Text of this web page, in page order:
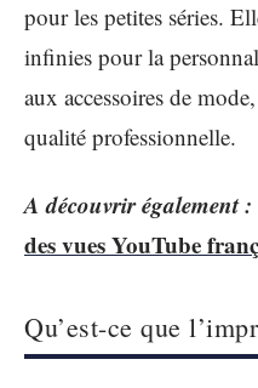
pour les petites séries.
infinies pour la
aux accessoires de
qualité professionnelle.
A découvrir également :
des vues YouTube
Qu’est-ce que